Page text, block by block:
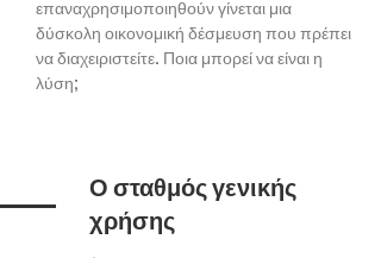
επαναχρησιμοποιηθούν γίνεται μια
δύσκολη οικονομική δέσμευση που πρέπει
να διαχειριστείτε. Ποια μπορεί να είναι η
λύση;
Ο σταθμός γενικής
χρήσης